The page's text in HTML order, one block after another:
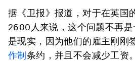
据《卫报》报道，对于在英国
2600人来说，这个问题不再
是现实，因为他们的雇主刚刚
作制 条约，并且不会减少工资。